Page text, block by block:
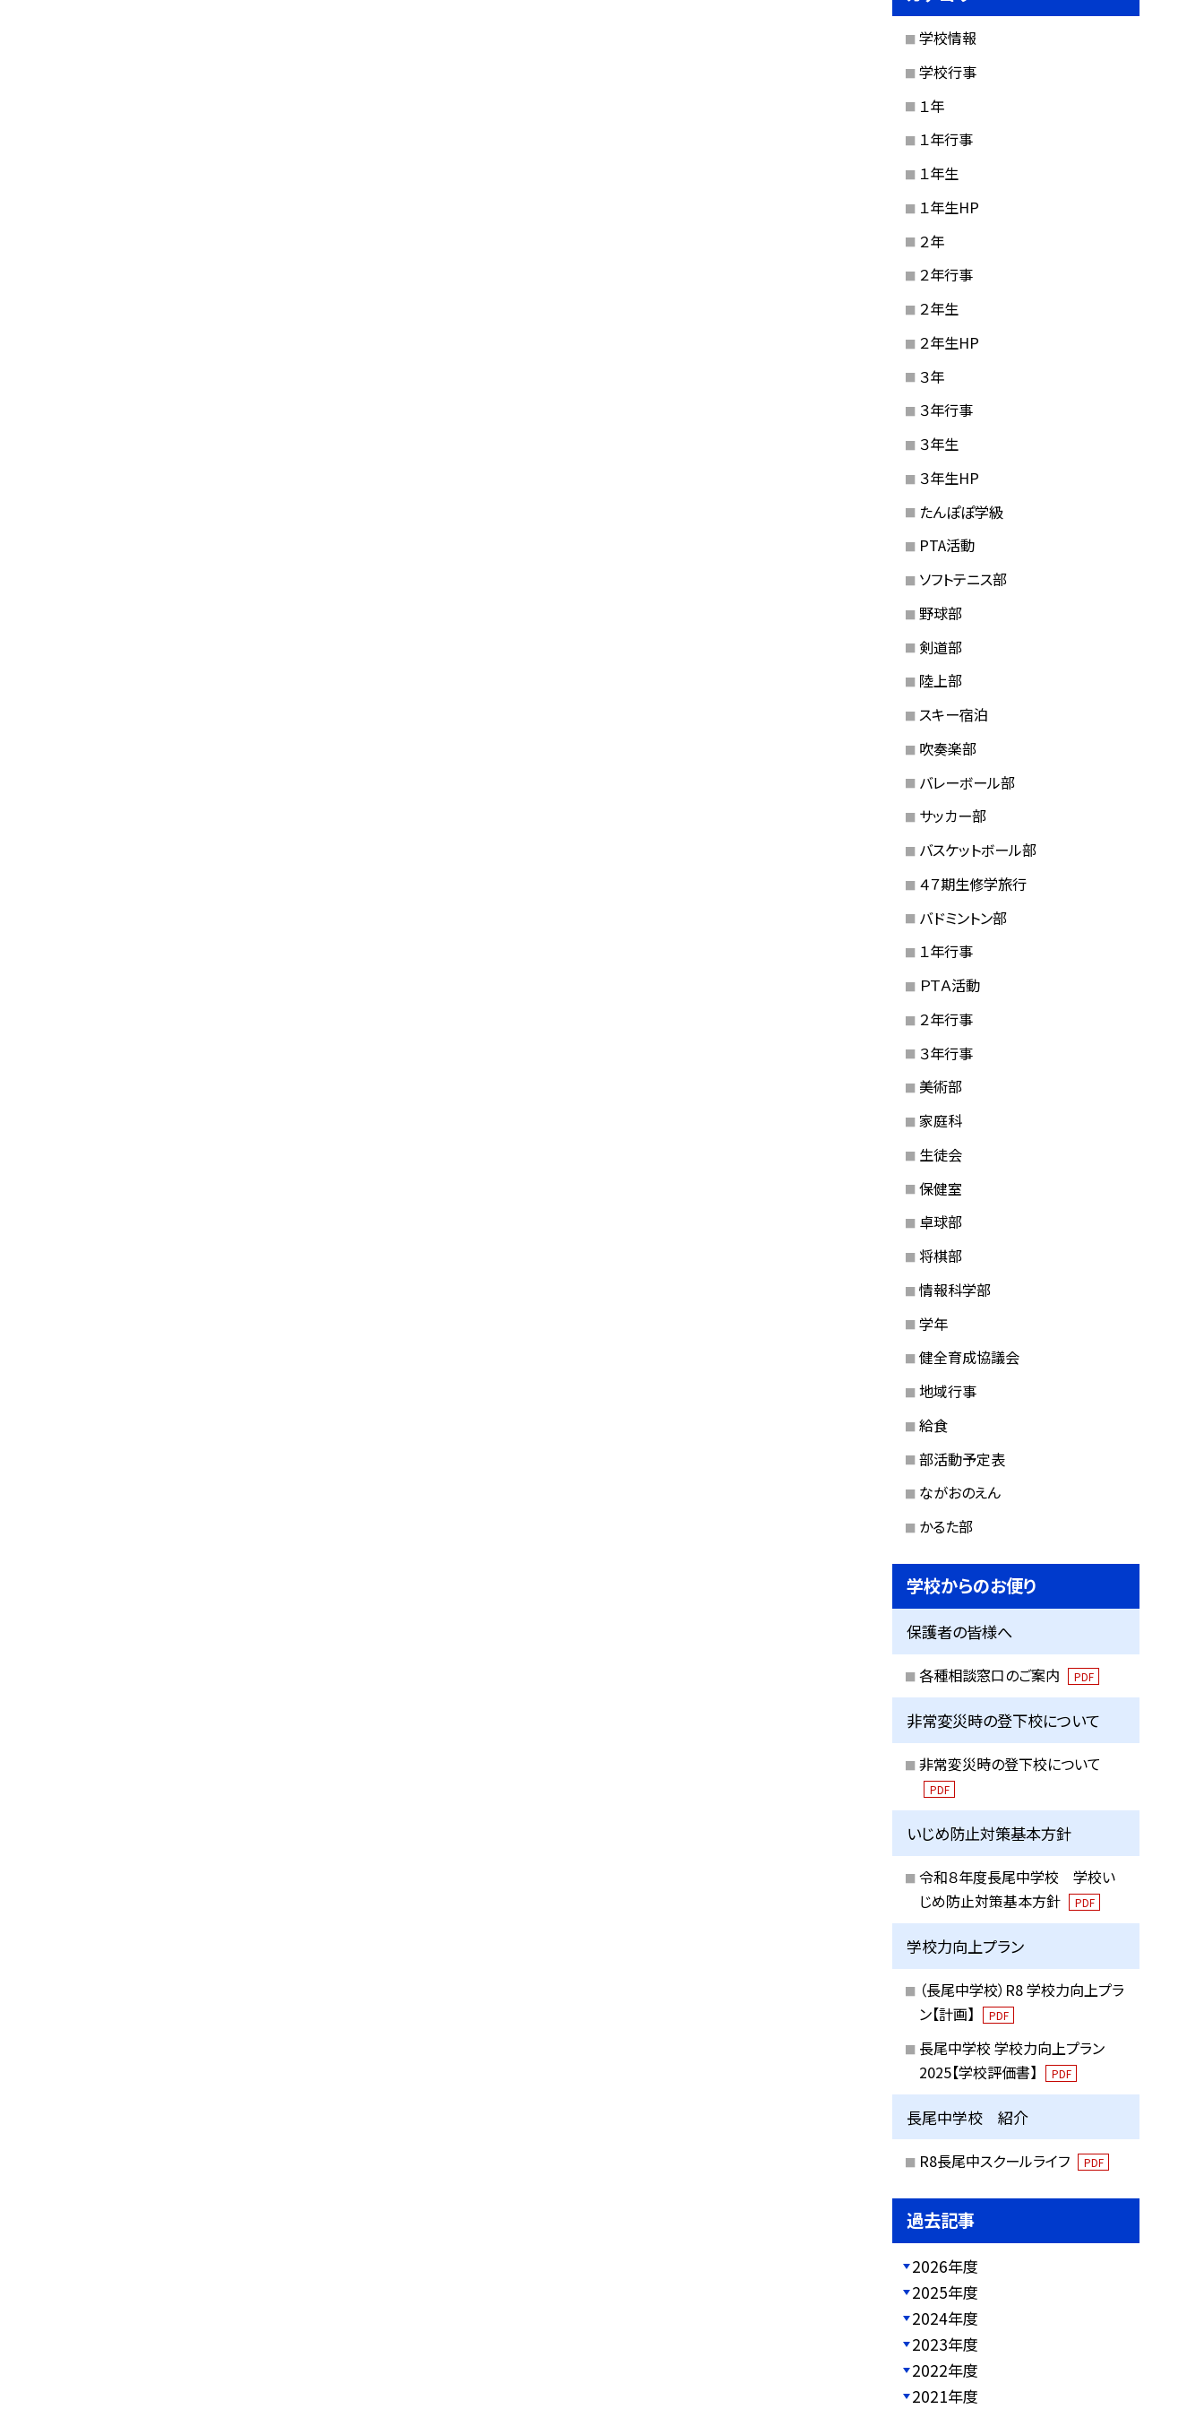
学校情報
学校行事
１年
１年行事
１年生
１年生HP
２年
２年行事
２年生
２年生HP
３年
３年行事
３年生
３年生HP
たんぽぽ学級
PTA活動
ソフトテニス部
野球部
剣道部
陸上部
スキー宿泊
吹奏楽部
バレーボール部
サッカー部
バスケットボール部
４７期生修学旅行
バドミントン部
１年行事
ＰＴＡ活動
２年行事
３年行事
美術部
家庭科
生徒会
保健室
卓球部
将棋部
情報科学部
学年
健全育成協議会
地域行事
給食
部活動予定表
ながおのえん
かるた部
学校からのお便り
保護者の皆様へ
各種相談窓口のご案内 PDF
非常変災時の登下校について
非常変災時の登下校について
PDF
いじめ防止対策基本方針
令和８年度長尾中学校 学校い
じめ防止対策基本方針
PDF
学校力向上プラン
（長尾中学校）R8 学校力向上プラ
ン【計画】
PDF
長尾中学校 学校力向上プラン
2025【学校評価書】
PDF
長尾中学校 紹介
R8長尾中スクールライフ PDF
過去記事
2026年度
2025年度
2024年度
2023年度
2022年度
2021年度